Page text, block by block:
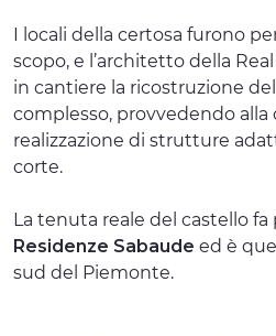
I locali della certosa furono
scopo, e l’architetto della Real
in cantiere la ricostruzione
complesso, provvedendo alla
realizzazione di strutture
corte.
La tenuta reale del castello
Residenze Sabaude ed è
sud del Piemonte.